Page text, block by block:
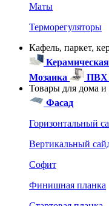
Маты
Терморегуляторы
Кафель, паркет,
Мозаика
ПВХ
Товары для дома и
Фасад
Горизонтальный
Вертикальный
Софит
Финишная планка